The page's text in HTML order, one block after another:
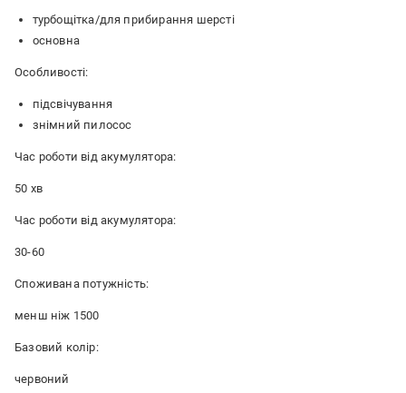
турбощітка/для прибирання шерсті
основна
Особливості:
підсвічування
знімний пилосос
Час роботи від акумулятора:
50 хв
Час роботи від акумулятора:
30-60
Споживана потужність:
менш ніж 1500
Базовий колір:
червоний